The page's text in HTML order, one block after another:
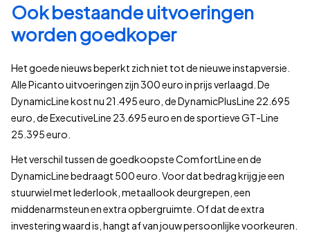
Ook bestaande uitvoeringen
worden goedkoper
Het goede nieuws beperkt zich niet tot de nieuwe instapversie.
Alle Picanto uitvoeringen zijn 300 euro in prijs verlaagd. De
DynamicLine kost nu 21.495 euro, de DynamicPlusLine 22.695
euro, de ExecutiveLine 23.695 euro en de sportieve GT-Line
25.395 euro.
Het verschil tussen de goedkoopste ComfortLine en de
DynamicLine bedraagt 500 euro. Voor dat bedrag krijg je een
stuurwiel met lederlook, metaallook deurgrepen, een
middenarmsteun en extra opbergruimte. Of dat de extra
investering waard is, hangt af van jouw persoonlijke voorkeuren.